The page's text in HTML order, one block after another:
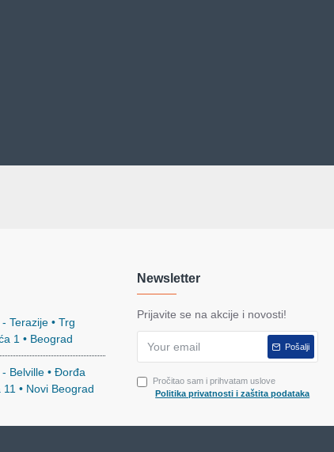
Terazije • Trg
1 • Beograd
Belville • Đorđa
• Novi Beograd
Newsletter
Prijavite se na akcije i novosti!
Pošalji
Pročitao sam i prihvatam uslove
Politika privatnosti i zaštita podataka